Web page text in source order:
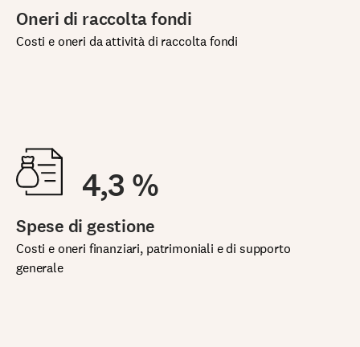
Oneri di raccolta fondi
Costi e oneri da attività di raccolta fondi
4,3 %
Spese di gestione
Costi e oneri finanziari, patrimoniali e di supporto
generale